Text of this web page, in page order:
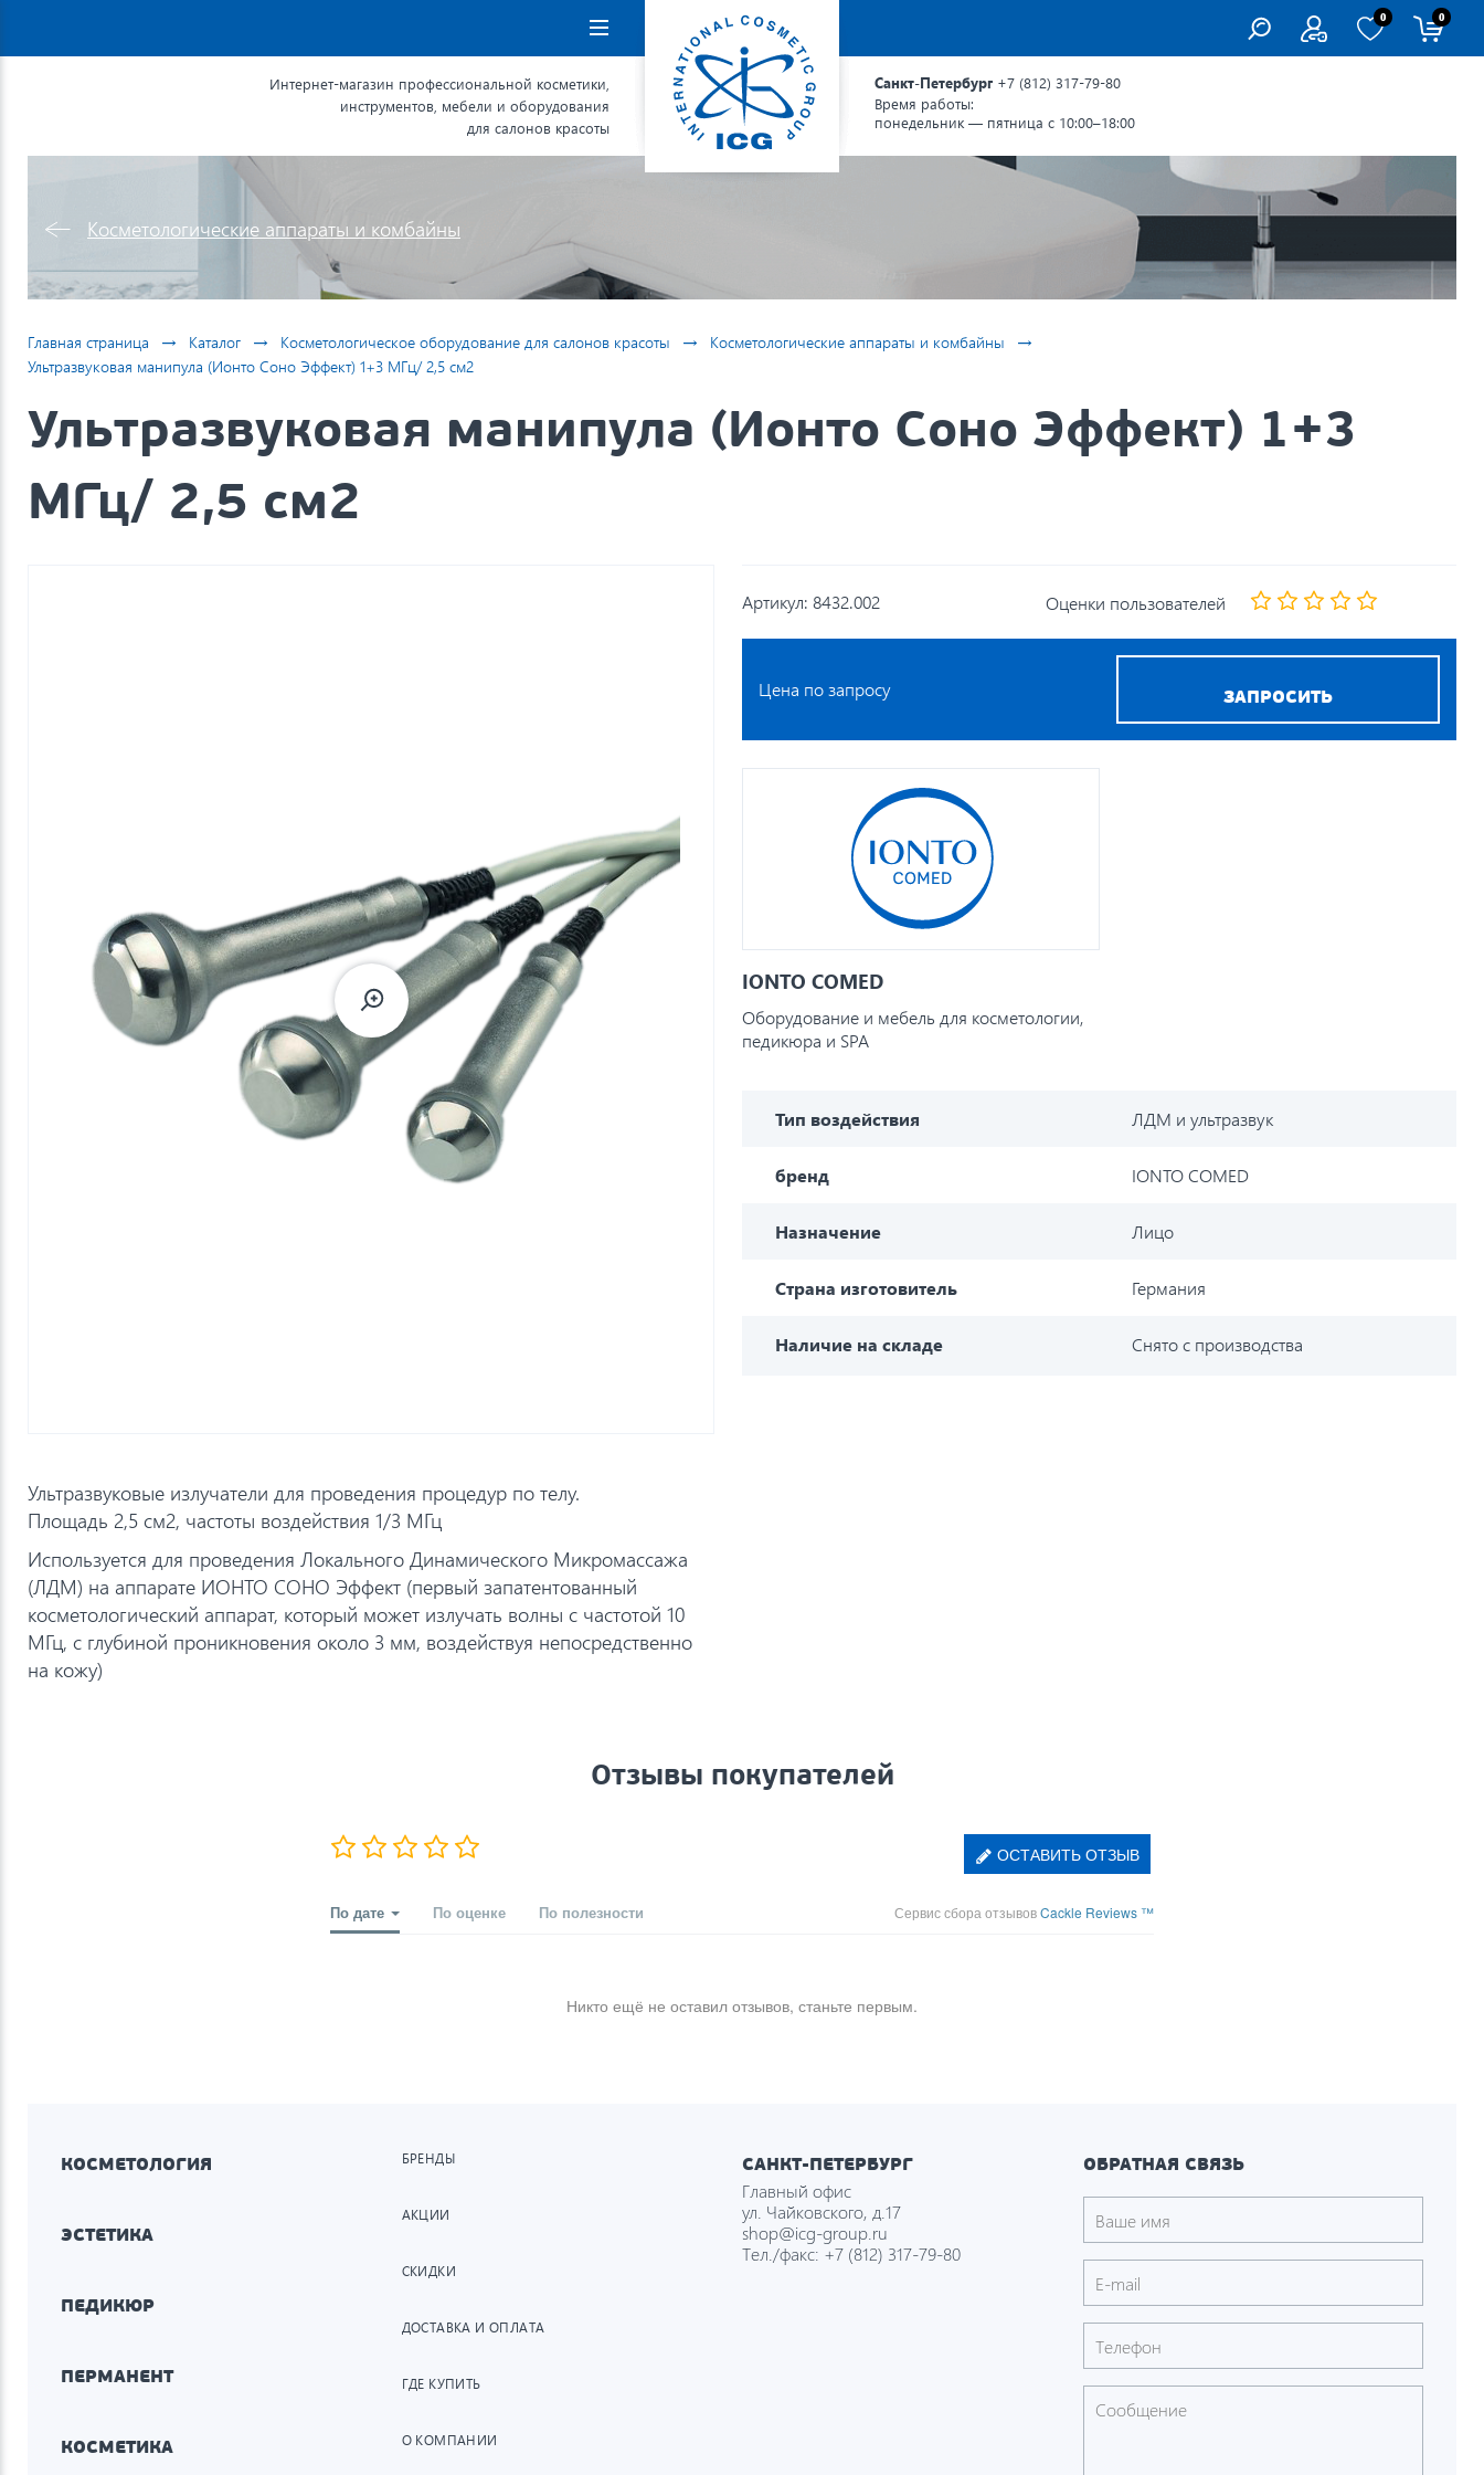
Навигация
0 0
Интернет-магазин профессиональной косметики,
инструментов, мебели и оборудования
для салонов красоты
Санкт-Петербург +7 (812) 317-79-80
Время работы:
понедельник — пятница с 10:00–18:00
Косметологические аппараты и комбайны
Главная страница → Каталог → Косметологическое оборудование для салонов красоты → Косметологические аппараты и комбайны →
Ультразвуковая манипула (Ионто Соно Эффект) 1+3 МГц/ 2,5 см2
Ультразвуковая манипула (Ионто Соно Эффект) 1+3
МГц/ 2,5 см2
Ультразвуковые излучатели для проведения процедур по телу.
Площадь 2,5 см2, частоты воздействия 1/3 МГц
Используется для проведения Локального Динамического Микромассажа
(ЛДМ) на аппарате ИОНТО СОНО Эффект (первый запатентованный
косметологический аппарат, который может излучать волны с частотой 10
МГц, с глубиной проникновения около 3 мм, воздействуя непосредственно
на кожу)
Артикул: 8432.002 Оценки пользователей
Цена по запросу ЗАПРОСИТЬ
IONTO COMED
Оборудование и мебель для косметологии,
педикюра и SPA
Тип воздействия ЛДМ и ультразвук
бренд IONTO COMED
Назначение Лицо
Страна изготовитель Германия
Наличие на складе Снято с производства
Отзывы покупателей
ОСТАВИТЬ ОТЗЫВ
По дате По оценке По полезности Сервис сбора отзывовCackle Reviews ™
Никто ещё не оставил отзывов, станьте первым.
КОСМЕТОЛОГИЯ
ЭСТЕТИКА
ПЕДИКЮР
ПЕРМАНЕНТ
КОСМЕТИКА
БРЕНДЫ
АКЦИИ
СКИДКИ
ДОСТАВКА И ОПЛАТА
ГДЕ КУПИТЬ
О КОМПАНИИ
САНКТ-ПЕТЕРБУРГ
Главный офис
ул. Чайковского, д.17
shop@icg-group.ru
Тел./факс: +7 (812) 317-79-80
ОБРАТНАЯ СВЯЗЬ